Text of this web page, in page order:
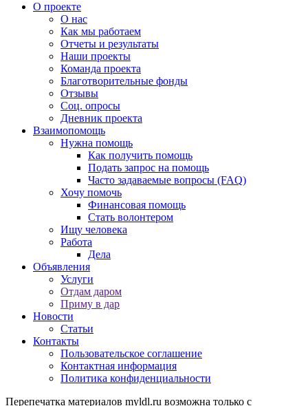
О проекте
О нас
Как мы работаем
Отчеты и результаты
Наши проекты
Команда проекта
Благотворительные фонды
Отзывы
Соц. опросы
Дневник проекта
Взаимопомощь
Нужна помощь
Как получить помощь
Подать запрос на помощь
Часто задаваемые вопросы (FAQ)
Хочу помочь
Финансовая помощь
Стать волонтером
Ищу человека
Работа
Дела
Объявления
Услуги
Отдам даром
Приму в дар
Новости
Статьи
Контакты
Пользовательское соглашение
Контактная информация
Политика конфиденциальности
Перепечатка материалов myldl.ru возможна только с